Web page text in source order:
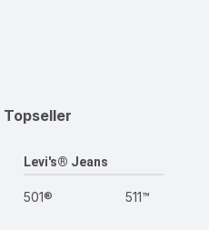
Topseller
Levi's® Jeans
501® 511™